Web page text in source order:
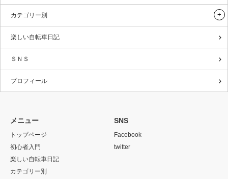
カテゴリー別
楽しい自転車日記
ＳＮＳ
プロフィール
メニュー
トップページ
初心者入門
楽しい自転車日記
カテゴリー別
SNS
Facebook
twitter